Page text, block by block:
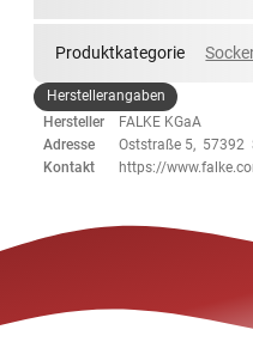
Produktkategorie
Herstellerangaben
Hersteller
FALKE KGaA
Adresse
Oststraße 5, 57392
Kontakt
https://